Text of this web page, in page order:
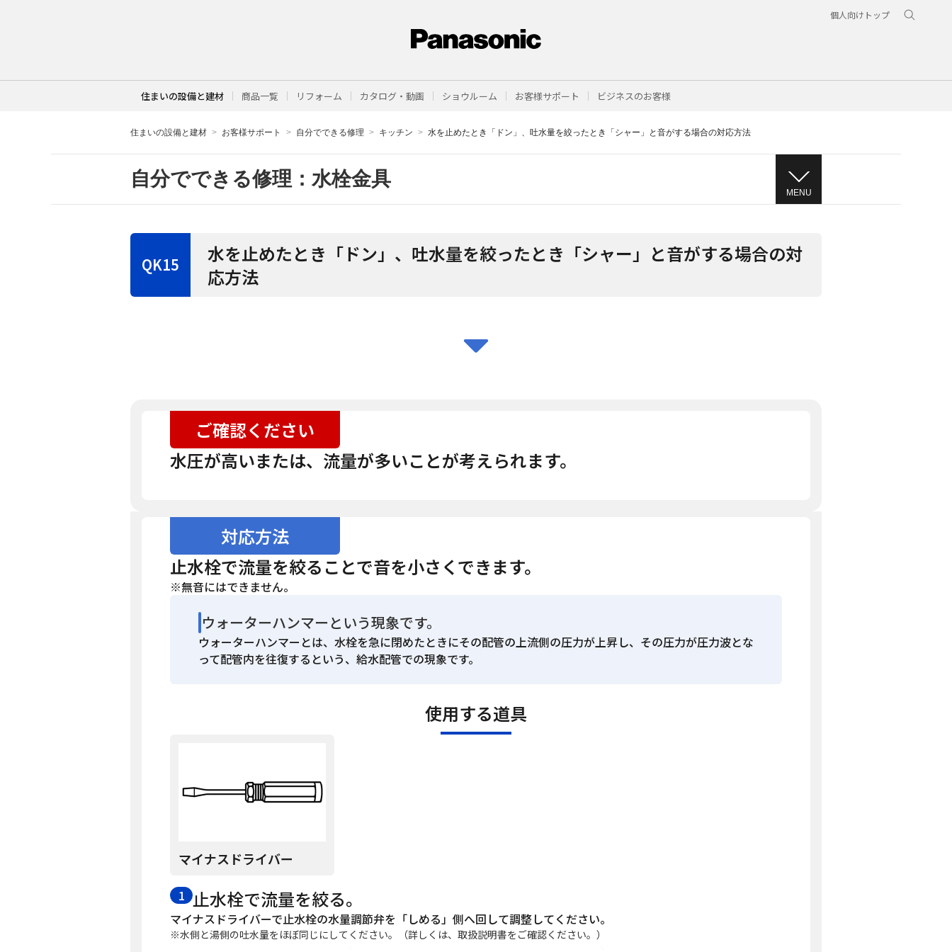
個人向けトップ
住まいの設備と建材 商品一覧 リフォーム カタログ・動画 ショウルーム お客様サポート ビジネスのお客様
住まいの設備と建材 お客様サポート 自分でできる修理 キッチン 水を止めたとき「ドン」、吐水量を絞ったとき「シャー」と音がする場合の対応方法
自分でできる修理：水栓金具
MENU
K15
水を止めたとき「ドン」、吐水量を絞ったとき「シャー」と音がする場合の対
応方法
ご確認ください
水圧が高いまたは、流量が多いことが考えられます。
対応方法
止水栓で流量を絞ることで音を小さくできます。
※無音にはできません。
ウォーターハンマーという現象です。
ウォーターハンマーとは、水栓を急に閉めたときにその配管の上流側の圧力が上昇し、その圧力が圧力波とな
って配管内を往復するという、給水配管での現象です。
使用する道具
マイナスドライバー
1 止水栓で流量を絞る。
マイナスドライバーで止水栓の水量調節弁を「しめる」側へ回して調整してください。
水側と湯側の吐水量をほぼ同じにしてください。（詳しくは、取扱説明書をご確認ください。）